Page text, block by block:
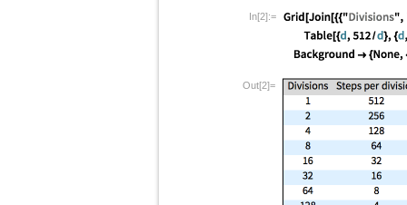
In[2]:=
Out[2]=